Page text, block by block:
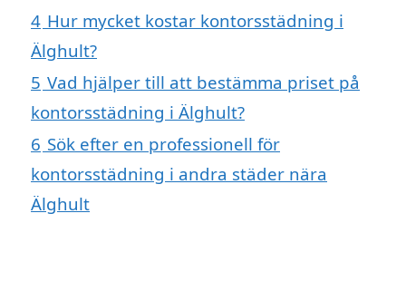
4 Hur mycket kostar kontorsstädning i
Älghult?
5 Vad hjälper till att bestämma priset på
kontorsstädning i Älghult?
6 Sök efter en professionell för
kontorsstädning i andra städer nära
Älghult